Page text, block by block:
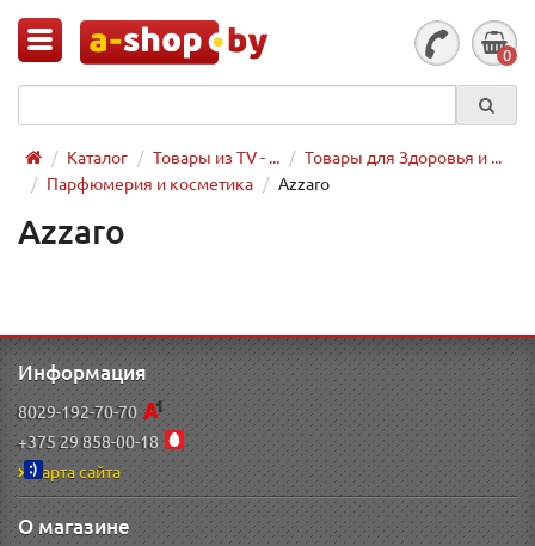
0
Каталог Товары из TV - ...
Товары для Здоровья и ...
Парфюмерия и косметика
Azzaro
Azzaro
Информация
8029-192-70-70
+375 29 858-00-18
Карта сайта
О магазине